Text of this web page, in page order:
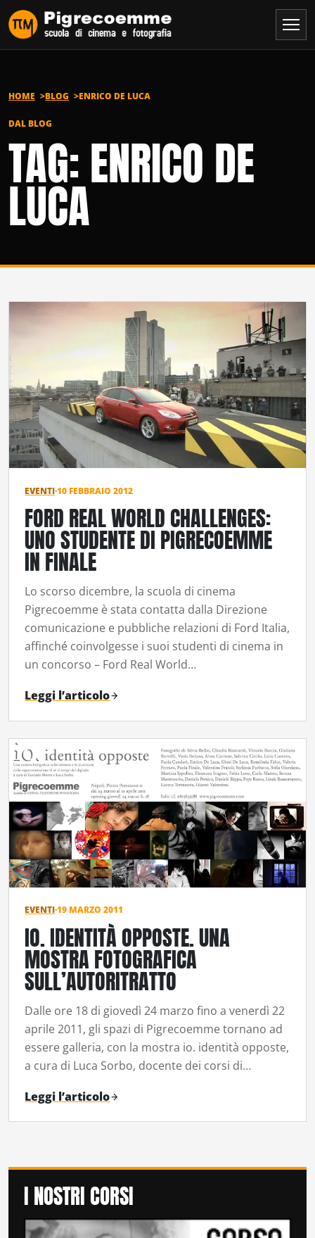
Vai al contenuto
HOME BLOG ENRICO DE LUCA
DAL BLOG
TAG: ENRICO DE
LUCA
EVENTI·10 FEBBRAIO 2012
FORD REAL WORLD CHALLENGES:
UNO STUDENTE DI PIGRECOEMME
IN FINALE
Lo scorso dicembre, la scuola di cinema
Pigrecoemme è stata contatta dalla Direzione
comunicazione e pubbliche relazioni di Ford Italia,
affinché coinvolgesse i suoi studenti di cinema in
un concorso – Ford Real World…
Leggi l’articolo
EVENTI·19 MARZO 2011
IO. IDENTITÀ OPPOSTE. UNA
MOSTRA FOTOGRAFICA
SULL’AUTORITRATTO
Dalle ore 18 di giovedì 24 marzo fino a venerdì 22
aprile 2011, gli spazi di Pigrecoemme tornano ad
essere galleria, con la mostra io. identità opposte,
a cura di Luca Sorbo, docente dei corsi di…
Leggi l’articolo
I NOSTRI CORSI